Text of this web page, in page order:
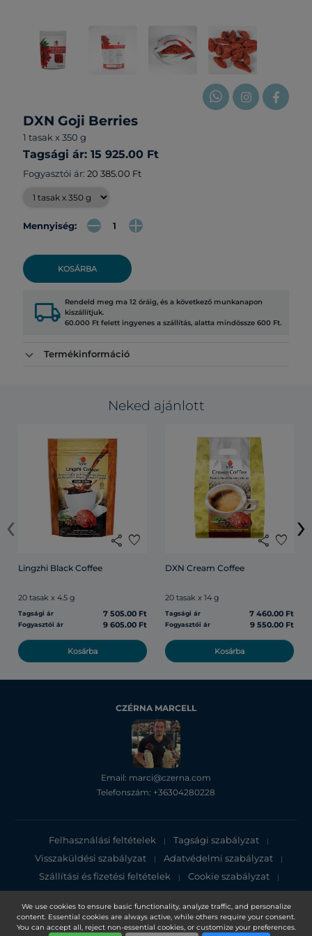
We use cookies to ensure basic functionality, analyze traffic, and personalize
content. Essential cookies are always active, while others require your consent.
You can accept all, reject non-essential cookies, or customize your preferences.
DXN Goji Berries
1 tasak x 350 g
Tagsági ár: 15 925.00 Ft
Fogyasztói ár: 20 385.00 Ft
Mennyiség:
KOSÁRBA
local_shipping Rendeld meg ma 12 óráig, és a következő munkanapon
kiszállítjuk.
60.000 Ft felett ingyenes a szállítás, alatta mindössze 600 Ft.
Termékinformáció
Neked ajánlott
share favorite
Lingzhi Black Coffee
20 tasak x 4.5 g
Tagsági ár 7 505.00 Ft
Fogyasztói ár 9 605.00 Ft
Kosárba
share favorite
DXN Cream Coffee
20 tasak x 14 g
Tagsági ár 7 460.00 Ft
Fogyasztói ár 9 550.00 Ft
Kosárba
‹ ›
CZÉRNA MARCELL
Email: marci@czerna.com
Telefonszám: +36304280228
Felhasználási feltételek | Tagsági szabályzat |
Visszaküldési szabályzat | Adatvédelmi szabályzat |
Szállítási és fizetési feltételek | Cookie szabályzat |
Adatvédelmi tájékoztató
Copyright 2025, DXN Holdings Bhd. 199501033918 (363120-V)